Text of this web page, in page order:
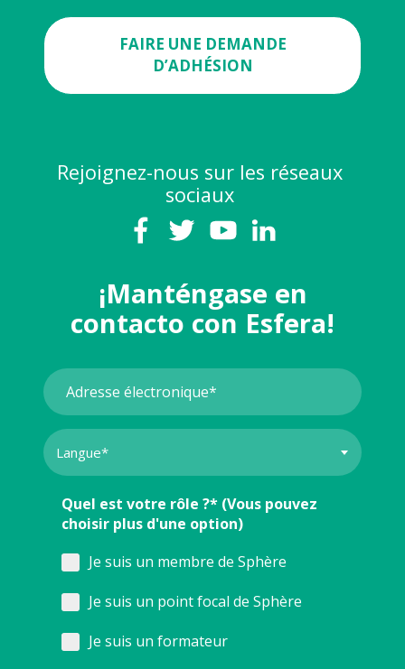
FAIRE UNE DEMANDE
D’ADHÉSION
Rejoignez-nous sur les réseaux
sociaux
¡Manténgase en
contacto con Esfera!
Quel est votre rôle ?* (Vous pouvez
choisir plus d'une option)
Je suis un membre de Sphère
Je suis un point focal de Sphère
Je suis un formateur